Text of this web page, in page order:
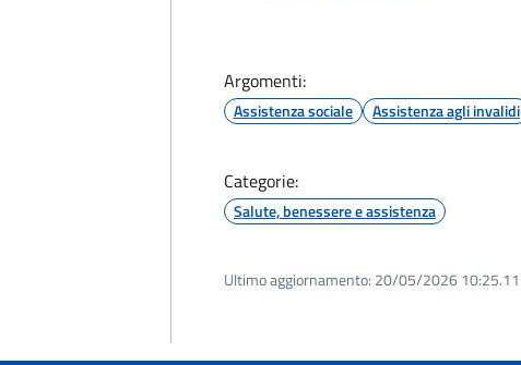
Argomenti:
Assistenza sociale Assistenza agli invalidi
Categorie:
Salute, benessere e assistenza
Ultimo aggiornamento: 20/05/2026 10:25.11